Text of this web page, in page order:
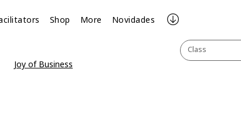
Shop More Novidades
Class
Joy of Business